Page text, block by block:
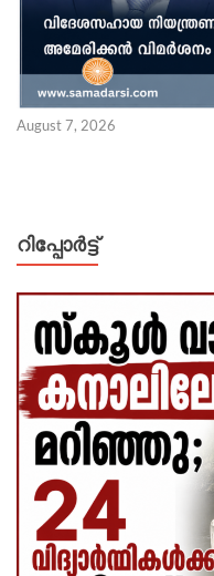
August 7, 2026
റിപ്പോര്‍ട്ട്